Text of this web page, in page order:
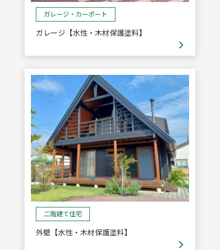
ガレージ・カーポート
ガレージ【水性・木材保護塗料】
二階建て住宅
外壁【水性・木材保護塗料】